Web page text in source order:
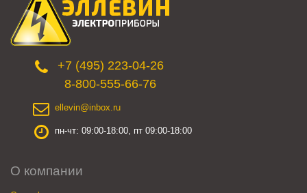
+7 (495) 223-04-26
8-800-555-66-76
ellevin@inbox.ru
пн-чт: 09:00-18:00, пт 09:00-18:00
О компании